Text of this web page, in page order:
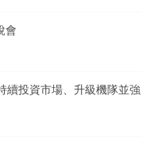
會
續投資市場、升級機隊並強